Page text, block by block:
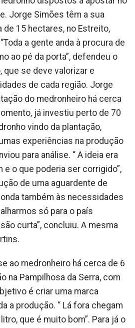
Jorge Simões têm a sua
de 15 hectares, no Estreito,
a gente anda à procura de
ao pé da porta”, defendeu o
que se deve valorizar e
de cada região. Jorge
do medronheiro há cerca
já investiu perto de 70
vindo da plantação,
experiências na produção
para análise. “ A ideia era
e o que poderia ser corrigido”,
de uma aguardente de
também às necessidades
só para o país
curta”, concluiu. A mesma
ao medronheiro há cerca de 6
na Pampilhosa da Serra, com
é criar uma marca
a produção. “ Lá fora chegam
que é muito bom”. Para já o